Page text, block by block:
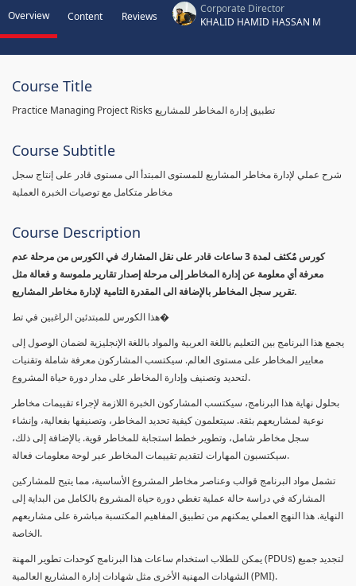
Overview Content Reviews
Corporate Director
KHALID HAMID HASSAN M
Course Title
Practice Managing Project Risks تطبيق إدارة المخاطر للمشاريع
Course Subtitle
شرح عملي لإدارة مخاطر المشاريع للمستوى المبتدأ الى مستوى قادر على إنتاج سجل
مخاطر متكامل مع توصيات الخبرة العملية
Course Description
كورس مٌكثف لمدة 3 ساعات قادر على نقل المشارك في الكورس من مرحلة عدم
معرفة أي معلومة عن إدارة المخاطر إلى مرحلة إصدار تقارير ملموسة و فعالة مثل
تقرير سجل المخاطر بالإضافة الى المقدرة التامية لإدارة مخاطر المشاريع.
هذا الكورس للمبتدئين الراغبين في تط�
يجمع هذا البرنامج بين التعليم باللغة العربية والمواد باللغة الإنجليزية لضمان الوصول إلى
معايير المخاطر على مستوى العالم. سيكتسب المشاركون معرفة شاملة وتقنيات
لتحديد وتصنيف وإدارة المخاطر على مدار دورة حياة المشروع.
بحلول نهاية هذا البرنامج، سيكتسب المشاركون الخبرة اللازمة لإجراء تقييمات مخاطر
نوعية لمشاريعهم بثقة. سيتعلمون كيفية تحديد المخاطر، وتصنيفها بفعالية، وإنشاء
سجل مخاطر شامل، وتطوير خطط استجابة للمخاطر قوية. بالإضافة إلى ذلك،
سيكتسبون المهارات لتقديم تقييمات المخاطر عبر لوحة معلومات فعالة.
تشمل مواد البرنامج قوالب وعناصر مخاطر المشروع الأساسية، مما يتيح للمشاركين
المشاركة في دراسة حالة عملية تغطي دورة حياة المشروع بالكامل من البداية إلى
النهاية. هذا النهج العملي يمكنهم من تطبيق المفاهيم المكتسبة مباشرة على مشاريعهم
الخاصة.
يمكن للطلاب استخدام ساعات هذا البرنامج كوحدات تطوير المهنة (PDUs) لتجديد جميع
الشهادات المهنية الأخرى مثل شهادات إدارة المشاريع العالمية (PMI).